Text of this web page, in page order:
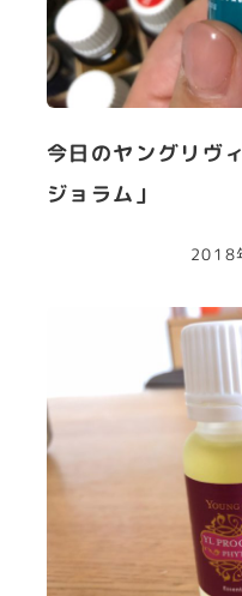
今日のヤングリヴ
ジョラム」
2018